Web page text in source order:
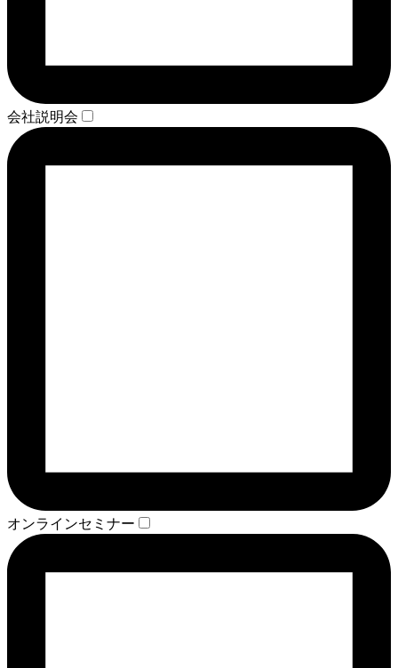
会社説明会
オンラインセミナー